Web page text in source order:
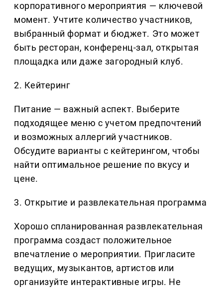
корпоративного мероприятия — ключевой
момент. Учтите количество участников,
выбранный формат и бюджет. Это может
быть ресторан, конференц-зал, открытая
площадка или даже загородный клуб.
2. Кейтеринг
Питание — важный аспект. Выберите
подходящее меню с учетом предпочтений
и возможных аллергий участников.
Обсудите варианты с кейтерингом, чтобы
найти оптимальное решение по вкусу и
цене.
3. Открытие и развлекательная программа
Хорошо спланированная развлекательная
программа создаст положительное
впечатление о мероприятии. Пригласите
ведущих, музыкантов, артистов или
организуйте интерактивные игры. Не